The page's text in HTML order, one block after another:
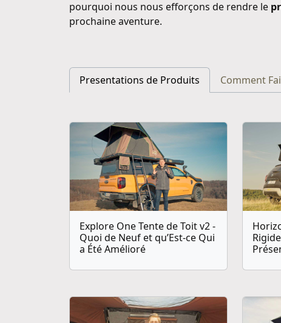
pourquoi nous nous efforçons de rendre le
prochaine aventure.
Presentations de Produits Comment
Explore One Tente de Toit v2 -
Quoi de Neuf et qu’Est-ce Qui
a Été Amélioré